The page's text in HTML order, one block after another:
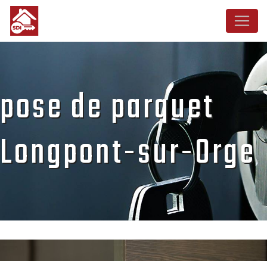
Panneau de gestion des cookies
pose de parquet
Longpont-sur-Orge